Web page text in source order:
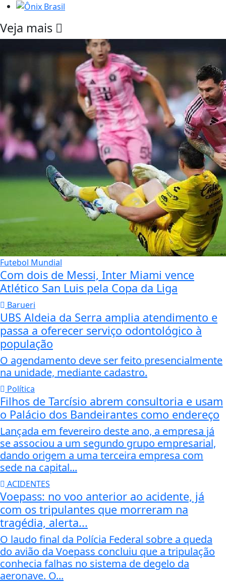
Veja mais
Futebol Mundial
Com dois de Messi, Inter Miami vence
Atlético San Luis pela Copa da Liga
Barueri
UBS Aldeia da Serra amplia atendimento e
passa a oferecer serviço odontológico à
população
O agendamento deve ser feito presencialmente
na unidade, mediante cadastro.
Política
Filhos de Tarcísio abrem consultoria e usam
o Palácio dos Bandeirantes como endereço
Lançada em fevereiro deste ano, a empresa já
se associou a um segundo grupo empresarial,
dando origem a uma terceira empresa com
sede na capital...
ACIDENTES
Voepass: no voo anterior ao acidente, já
com os tripulantes que morreram na
tragédia, alerta...
O laudo final da Polícia Federal sobre a queda
do avião da Voepass concluiu que a tripulação
conhecia falhas no sistema de degelo da
aeronave. O...